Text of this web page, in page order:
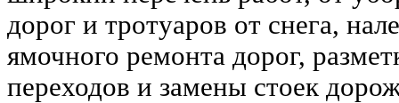
дорог и тротуаров от снега,
ямочного ремонта дорог,
переходов и замены стоек